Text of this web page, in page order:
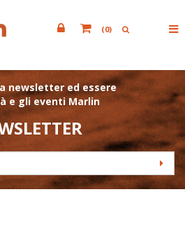
(0)
newsletter ed essere
e gli eventi Marlin